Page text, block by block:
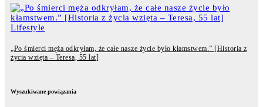
Lifestyle
„Po śmierci męża odkryłam, że całe nasze życie było kłamstwem.” [Historia z
życia wzięta – Teresa, 55 lat]
Wyszukiwane powiązania